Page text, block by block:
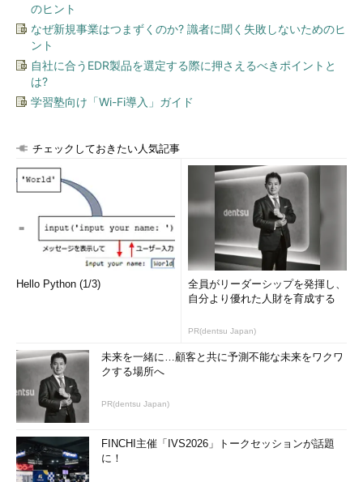
のヒント
なぜ新規事業はつまずくのか? 識者に聞く失敗しないためのヒ
ント
自社に合うEDR製品を選定する際に押さえるべきポイントと
は?
学習塾向け「Wi-Fi導入」ガイド
チェックしておきたい人気記事
Hello Python (1/3)
全員がリーダーシップを発揮し、
自分より優れた人財を育成する
PR(dentsu Japan)
未来を一緒に…顧客と共に予測不能な未来をワクワ
クする場所へ
PR(dentsu Japan)
FINCHI主催「IVS2026」トークセッションが話題
に！